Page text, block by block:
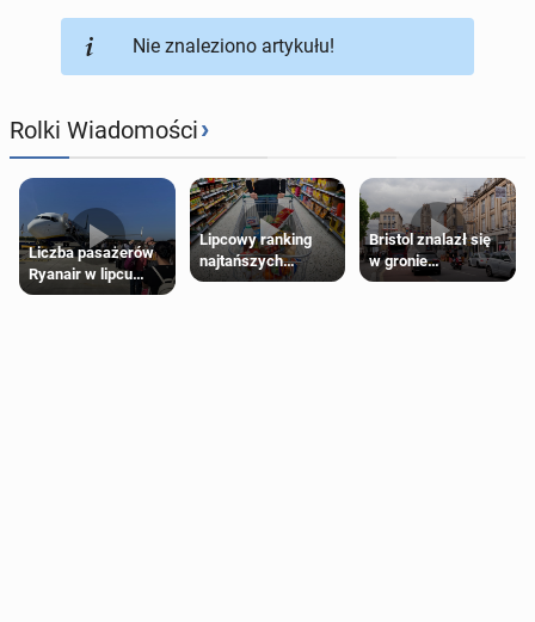
Nie znaleziono artykułu!
Rolki Wiadomości›
Liczba pasażerów
Ryanair w lipcu
pobiła rekord
Lipcowy ranking
najtańszych
supermarketów
Bristol znalazł się
w gronie
najlepszych